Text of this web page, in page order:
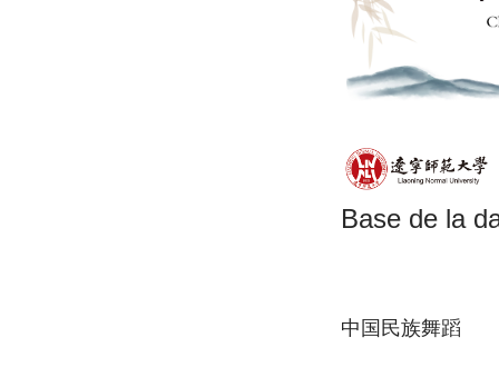
Base de la
中国民族舞蹈